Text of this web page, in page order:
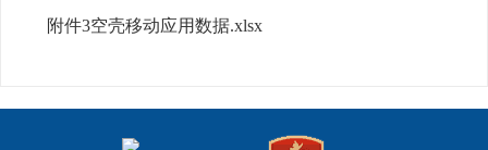
附件3空壳移动应用数据.xlsx